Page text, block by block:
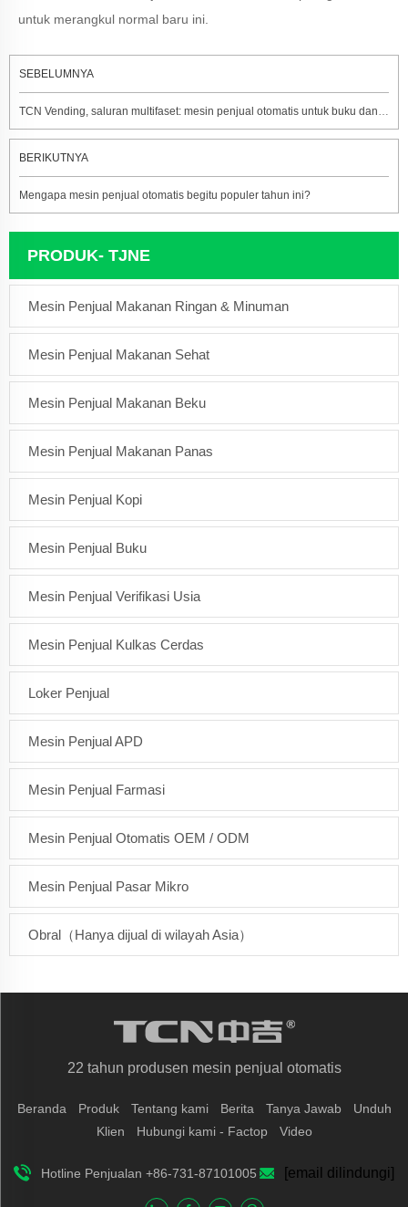
untuk merangkul normal baru ini.
SEBELUMNYA
TCN Vending, saluran multifaset: mesin penjual otomatis untuk buku dan koran
BERIKUTNYA
Mengapa mesin penjual otomatis begitu populer tahun ini?
PRODUK- TJNE
Mesin Penjual Makanan Ringan & Minuman
Mesin Penjual Makanan Sehat
Mesin Penjual Makanan Beku
Mesin Penjual Makanan Panas
Mesin Penjual Kopi
Mesin Penjual Buku
Mesin Penjual Verifikasi Usia
Mesin Penjual Kulkas Cerdas
Loker Penjual
Mesin Penjual APD
Mesin Penjual Farmasi
Mesin Penjual Otomatis OEM / ODM
Mesin Penjual Pasar Mikro
Obral（Hanya dijual di wilayah Asia）
22 tahun produsen mesin penjual otomatis
Beranda Produk Tentang kami Berita Tanya Jawab
Unduh
Klien
Hubungi kami - Factop Video
Hotline Penjualan +86-731-87101005 [email dilindungi]